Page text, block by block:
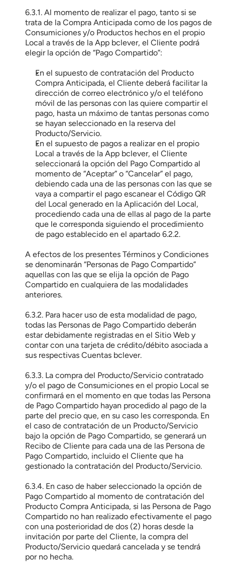
6.3.1. Al momento de realizar el pago, tanto si se
trata de la Compra Anticipada como de los pagos de
Consumiciones y/o Productos hechos en el propio
Local a través de la App bclever, el Cliente podrá
elegir la opción de “Pago Compartido”:
En el supuesto de contratación del Producto
Compra Anticipada, el Cliente deberá facilitar la
dirección de correo electrónico y/o el teléfono
móvil de las personas con las quiere compartir el
pago, hasta un máximo de tantas personas como
se hayan seleccionado en la reserva del
Producto/Servicio.
En el supuesto de pagos a realizar en el propio
Local a través de la App bclever, el Cliente
seleccionará la opción del Pago Compartido al
momento de “Aceptar” o “Cancelar” el pago,
debiendo cada una de las personas con las que se
vaya a compartir el pago escanear el Código QR
del Local generado en la Aplicación del Local,
procediendo cada una de ellas al pago de la parte
que le corresponda siguiendo el procedimiento
de pago establecido en el apartado 6.2.2.
A efectos de los presentes Términos y Condiciones
se denominarán “Personas de Pago Compartido”
aquellas con las que se elija la opción de Pago
Compartido en cualquiera de las modalidades
anteriores.
6.3.2. Para hacer uso de esta modalidad de pago,
todas las Personas de Pago Compartido deberán
estar debidamente registradas en el Sitio Web y
contar con una tarjeta de crédito/débito asociada a
sus respectivas Cuentas bclever.
6.3.3. La compra del Producto/Servicio contratado
y/o el pago de Consumiciones en el propio Local se
confirmará en el momento en que todas las Persona
de Pago Compartido hayan procedido al pago de la
parte del precio que, en su caso les corresponda. En
el caso de contratación de un Producto/Servicio
bajo la opción de Pago Compartido, se generará un
Recibo de Cliente para cada una de las Persona de
Pago Compartido, incluido el Cliente que ha
gestionado la contratación del Producto/Servicio.
6.3.4. En caso de haber seleccionado la opción de
Pago Compartido al momento de contratación del
Producto Compra Anticipada, si las Persona de Pago
Compartido no han realizado efectivamente el pago
con una posterioridad de dos (2) horas desde la
invitación por parte del Cliente, la compra del
Producto/Servicio quedará cancelada y se tendrá
por no hecha.